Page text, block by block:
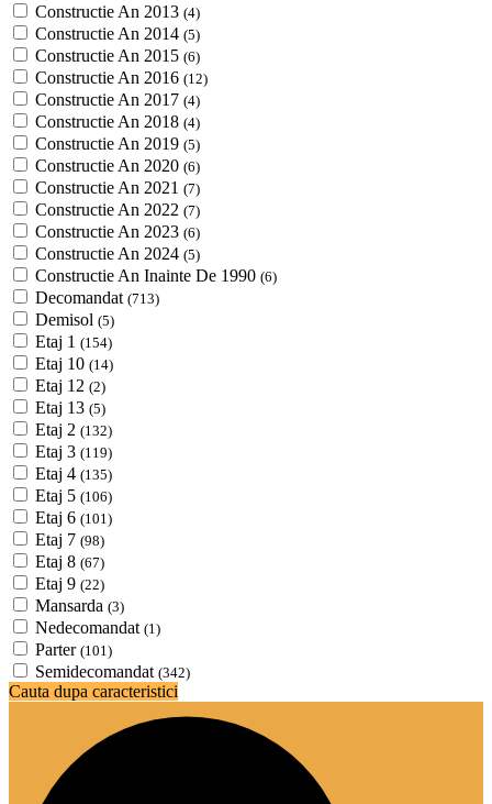
Constructie An 2013 (4)
Constructie An 2014 (5)
Constructie An 2015 (6)
Constructie An 2016 (12)
Constructie An 2017 (4)
Constructie An 2018 (4)
Constructie An 2019 (5)
Constructie An 2020 (6)
Constructie An 2021 (7)
Constructie An 2022 (7)
Constructie An 2023 (6)
Constructie An 2024 (5)
Constructie An Inainte De 1990 (6)
Decomandat (713)
Demisol (5)
Etaj 1 (154)
Etaj 10 (14)
Etaj 12 (2)
Etaj 13 (5)
Etaj 2 (132)
Etaj 3 (119)
Etaj 4 (135)
Etaj 5 (106)
Etaj 6 (101)
Etaj 7 (98)
Etaj 8 (67)
Etaj 9 (22)
Mansarda (3)
Nedecomandat (1)
Parter (101)
Semidecomandat (342)
Cauta dupa caracteristici